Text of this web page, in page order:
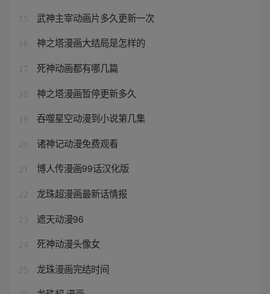
15 武神主宰动画片多久更新一次
16 神之塔漫画大结局是怎样的
17 死神动画都有哪几篇
18 神之塔漫画暂停更新多久
19 吞噬星空动漫到小说第几集
20 诸神记动漫免费观看
21 博人传漫画99话汉化版
22 龙珠超漫画最新话情报
23 遮天动漫96
24 死神动漫头像女
25 龙珠漫画完结时间